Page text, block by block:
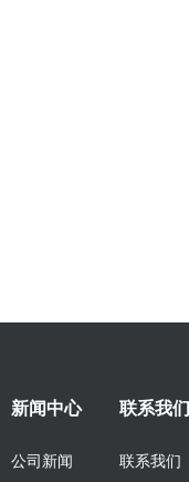
新闻中心
公司新闻
联系我们
联系我们